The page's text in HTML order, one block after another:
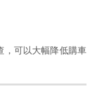
，可以大幅降低購車